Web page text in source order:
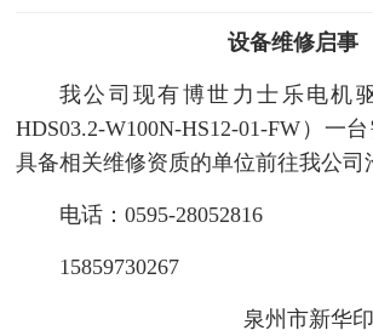
设备维修启事
我公司现有博世力士乐电机
HDS03.2-W100N-HS12-01-FW）一
具备相关维修资质的单位前往我公司
电话：0595-28052816
15859730267
泉州市新华